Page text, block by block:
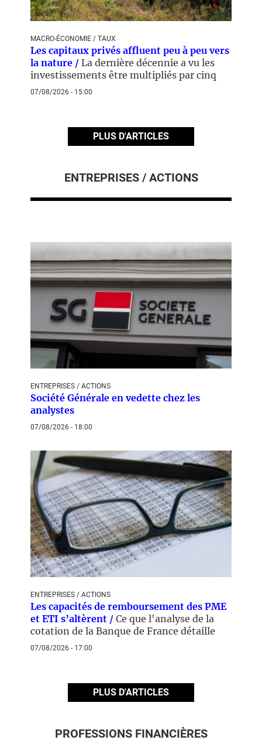
MACRO-ÉCONOMIE / TAUX
Les capitaux privés affluent peu à peu vers
la nature / La dernière décennie a vu les
investissements être multipliés par cinq
07/08/2026 - 15:00
PLUS D'ARTICLES
ENTREPRISES / ACTIONS
ENTREPRISES / ACTIONS
Société Générale en vedette chez les
analystes
07/08/2026 - 18:00
ENTREPRISES / ACTIONS
Les capacités de remboursement des PME
et ETI s’altèrent / Ce que l'analyse de la
cotation de la Banque de France détaille
07/08/2026 - 17:00
PLUS D'ARTICLES
PROFESSIONS FINANCIÈRES